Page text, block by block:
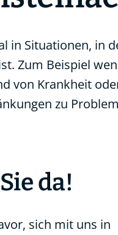
in Situationen, in
Zum Beispiel
von Krankheit
zu
da!
sich mit uns in